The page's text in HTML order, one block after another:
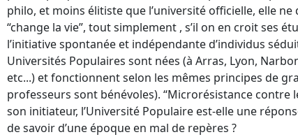
philo, et moins élitiste que l’université officielle, elle
“change la vie”, tout simplement , s’il on en croit ses
l’initiative spontanée et indépendante d’individus
Universités Populaires sont nées (à Arras, Lyon,
etc...) et fonctionnent selon les mêmes principes de
professeurs sont bénévoles). “Microrésistance contre
son initiateur, l’Université Populaire est-elle une
de savoir d’une époque en mal de repères ?